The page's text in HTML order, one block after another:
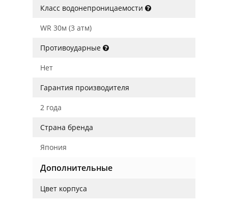
Класс водонепроницаемости
WR 30м (3 атм)
Противоударные
Нет
Гарантия производителя
2 года
Страна бренда
Япония
Дополнительные
Цвет корпуса